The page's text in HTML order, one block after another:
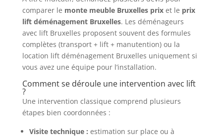
comparer le monte meuble Bruxelles prixet le prix
lift déménagement Bruxelles. Les déménageurs
avec lift Bruxelles proposent souvent des formules
complètes (transport + lift + manutention) ou la
location lift déménagement Bruxelles uniquement si
vous avez une équipe pour l’installation.
Comment se déroule une intervention avec lift
?
Une intervention classique comprend plusieurs
étapes bien coordonnées :
Visite technique : estimation sur place ou à